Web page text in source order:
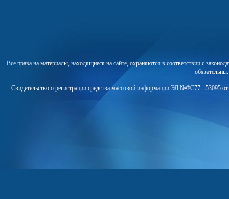
Все права на материалы, находящиеся на сайте, охраняются в соответствии с
Свидетельство о регистрации средства массовой информации ЭЛ №ФС77 - 53095